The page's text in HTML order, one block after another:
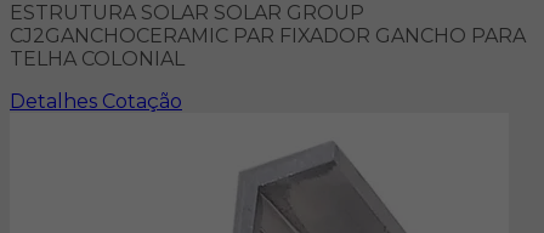
ESTRUTURA SOLAR SOLAR GROUP
CJ2GANCHOCERAMIC PAR FIXADOR GANCHO PARA
TELHA COLONIAL
Detalhes Cotação